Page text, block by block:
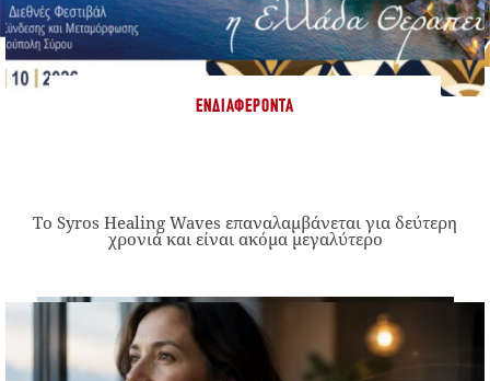
ΕΝΔΙΑΦΈΡΟΝΤΑ
Το Syros Healing Waves επαναλαμβάνεται για δεύτερη
χρονιά και είναι ακόμα μεγαλύτερο